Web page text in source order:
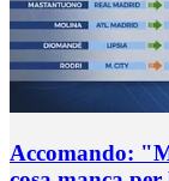
Accomando: